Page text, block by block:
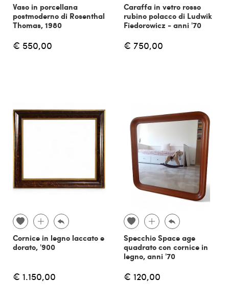
Vaso in porcellana
postmoderno di Rosenthal
Thomas, 1980
€ 550,00
Caraffa in vetro rosso
rubino polacco di Ludwik
Fiedorowicz - anni '70
€ 750,00
Cornice in legno laccato e
dorato, '900
€ 1.150,00
Specchio Space age
quadrato con cornice in
legno, anni '70
€ 120,00